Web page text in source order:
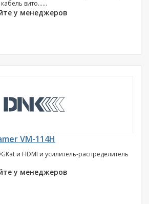
вито......
у менеджеров
VM-114H
и HDMI и усилитель-распределитель
у менеджеров